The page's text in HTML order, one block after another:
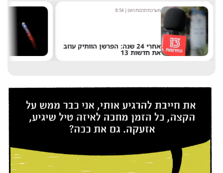
מערכת תרבות היום|
8:54
אחרי 24 שנה: הפרשן הוותיק עוזב
את חדשות 13